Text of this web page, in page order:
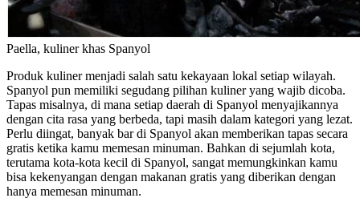
Paella, kuliner khas Spanyol
Produk kuliner menjadi salah satu kekayaan lokal setiap wilayah.
Spanyol pun memiliki segudang pilihan kuliner yang wajib dicoba.
Tapas misalnya, di mana setiap daerah di Spanyol menyajikannya
dengan cita rasa yang berbeda, tapi masih dalam kategori yang lezat.
Perlu diingat, banyak bar di Spanyol akan memberikan tapas secara
gratis ketika kamu memesan minuman. Bahkan di sejumlah kota,
terutama kota-kota kecil di Spanyol, sangat memungkinkan kamu
bisa kekenyangan dengan makanan gratis yang diberikan dengan
hanya memesan minuman.